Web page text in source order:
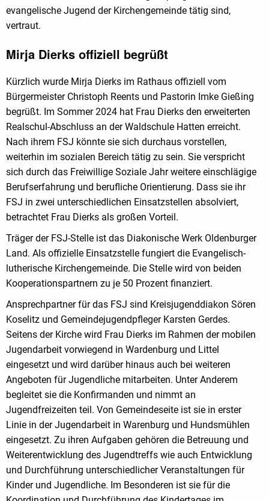
evangelische Jugend der Kirchengemeinde tätig sind,
vertraut.
Mirja Dierks offiziell begrüßt
Kürzlich wurde Mirja Dierks im Rathaus offiziell vom
Bürgermeister Christoph Reents und Pastorin Imke Gießing
begrüßt. Im Sommer 2024 hat Frau Dierks den erweiterten
Realschul-Abschluss an der Waldschule Hatten erreicht.
Nach ihrem FSJ könnte sie sich durchaus vorstellen,
weiterhin im sozialen Bereich tätig zu sein. Sie verspricht
sich durch das Freiwillige Soziale Jahr weitere einschlägige
Berufserfahrung und berufliche Orientierung. Dass sie ihr
FSJ in zwei unterschiedlichen Einsatzstellen absolviert,
betrachtet Frau Dierks als großen Vorteil.
Träger der FSJ-Stelle ist das Diakonische Werk Oldenburger
Land. Als offizielle Einsatzstelle fungiert die Evangelisch-
lutherische Kirchengemeinde. Die Stelle wird von beiden
Kooperationspartnern zu je 50 Prozent finanziert.
Ansprechpartner für das FSJ sind Kreisjugenddiakon Sören
Koselitz und Gemeindejugendpfleger Karsten Gerdes.
Seitens der Kirche wird Frau Dierks im Rahmen der mobilen
Jugendarbeit vorwiegend in Wardenburg und Littel
eingesetzt und wird darüber hinaus auch bei weiteren
Angeboten für Jugendliche mitarbeiten. Unter Anderem
begleitet sie die Konfirmanden und nimmt an
Jugendfreizeiten teil. Von Gemeindeseite ist sie in erster
Linie in der Jugendarbeit in Warenburg und Hundsmühlen
eingesetzt. Zu ihren Aufgaben gehören die Betreuung und
Weiterentwicklung des Jugendtreffs wie auch Entwicklung
und Durchführung unterschiedlicher Veranstaltungen für
Kinder und Jugendliche. Im Besonderen ist sie für die